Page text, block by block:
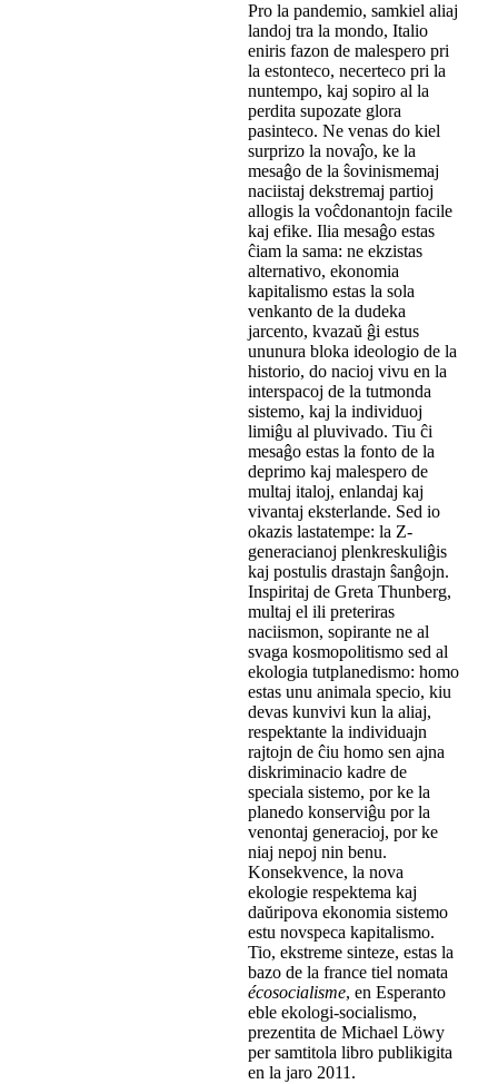
Pro la pandemio, samkiel aliaj
landoj tra la mondo, Italio
eniris fazon de malespero pri
la estonteco, necerteco pri la
nuntempo, kaj sopiro al la
perdita supozate glora
pasinteco. Ne venas do kiel
surprizo la novaĵo, ke la
mesaĝo de la ŝovinismemaj
naciistaj dekstremaj partioj
allogis la voĉdonantojn facile
kaj efike. Ilia mesaĝo estas
ĉiam la sama: ne ekzistas
alternativo, ekonomia
kapitalismo estas la sola
venkanto de la dudeka
jarcento, kvazaŭ ĝi estus
ununura bloka ideologio de la
historio, do nacioj vivu en la
interspacoj de la tutmonda
sistemo, kaj la individuoj
limiĝu al pluvivado. Tiu ĉi
mesaĝo estas la fonto de la
deprimo kaj malespero de
multaj italoj, enlandaj kaj
vivantaj eksterlande. Sed io
okazis lastatempe: la Z-
generacianoj plenkreskuliĝis
kaj postulis drastajn ŝanĝojn.
Inspiritaj de Greta Thunberg,
multaj el ili preteriras
naciismon, sopirante ne al
svaga kosmopolitismo sed al
ekologia tutplanedismo: homo
estas unu animala specio, kiu
devas kunvivi kun la aliaj,
respektante la individuajn
rajtojn de ĉiu homo sen ajna
diskriminacio kadre de
speciala sistemo, por ke la
planedo konserviĝu por la
venontaj generacioj, por ke
niaj nepoj nin benu.
Konsekvence, la nova
ekologie respektema kaj
daŭripova ekonomia sistemo
estu novspeca kapitalismo.
Tio, ekstreme sinteze, estas la
bazo de la france tiel nomata
écosocialisme, en Esperanto
eble ekologi-socialismo,
prezentita de Michael Löwy
per samtitola libro publikigita
en la jaro 2011.